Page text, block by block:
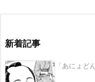
新着記事
「あにょど